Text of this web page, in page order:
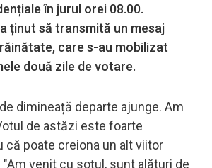
în jurul orei 08.00.
ținut să transmită un mesaj
care s-au mobilizat
două zile de votare.
dimineață departe ajunge. Am
de astăzi este foarte
că poate creiona un alt viitor
"Am venit cu soţul, sunt alături de